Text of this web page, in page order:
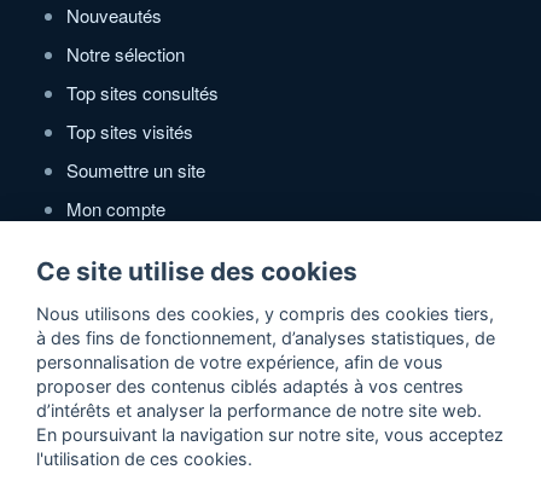
Nouveautés
Notre sélection
Top sites consultés
Top sites visités
Soumettre un site
Mon compte
Annuaire Actidir
Référencement gratuit sites web de qualité. Soumettre
gratuitement votre site de qualité pour être référencés dans
l'annuaire !
Qui sommes-nous ?
Contactez-nous
Ce site utilise des cookies
Nous utilisons des cookies, y compris des cookies tiers,
à des fins de fonctionnement, d’analyses statistiques, de
personnalisation de votre expérience, afin de vous
proposer des contenus ciblés adaptés à vos centres
d’intérêts et analyser la performance de notre site web.
En poursuivant la navigation sur notre site, vous acceptez
l'utilisation de ces cookies.